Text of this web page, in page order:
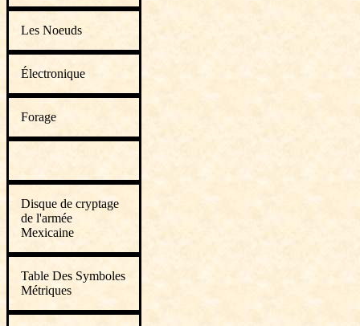
Les Noeuds
Électronique
Forage
Disque de cryptage
de l'armée
Mexicaine
Table Des Symboles
Métriques